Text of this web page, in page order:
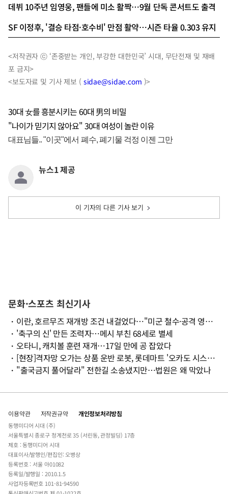
데뷔 10주년 임영웅, 팬들에 미소 활짝…9월 단독 콘서트도 출격
SF 이정후, '결승 타점·호수비' 만점 활약…시즌 타율 0.303 유지
<저작권자 ⓒ ‘존중받는 개인, 부강한 대한민국’ 시대, 무단전재 및 재배
포 금지>
<보도자료 및 기사 제보 ( sidae@sidae.com )>
30대 女를 흥분시키는 60대 男의 비밀
"나이가 믿기지 않아요" 30대 여성이 놀란 이유
뉴스1 제공
이 기자의 다른 기사 보기
문화·스포츠 최신기사
・
이란, 호르무즈 재개방 조건 내걸었다…"미군 철수·공격 영구 중단"
・ '축구의 신' 만든 조력자…메시 부친 68세로 별세
・ 오타니, 캐치볼 훈련 재개…17일 만에 공 잡았다
・
[현장]격자망 오가는 상품 운반 로봇, 롯데마트 '오카도 시스템' 첫 공개
・ "출국금지 풀어달라" 전한길 소송냈지만…법원은 왜 막았나
이용약관 저작권규약 개인정보처리방침
동행미디어 시대 (주)
서울특별시 종로구 청계천로 35 (서린동, 관정빌딩) 17층
제호 : 동행미디어 시대
대표이사/발행인/편집인: 오병상
등록번호 : 서울 아01082
등록일/발행일 : 2010.1.5
사업자등록번호 101-81-94590